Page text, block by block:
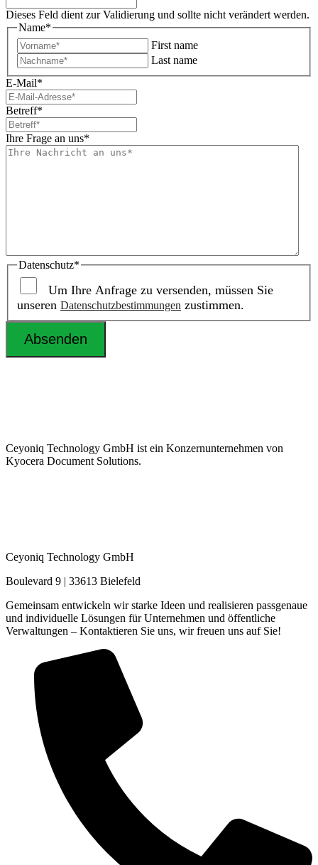
Dieses Feld dient zur Validierung und sollte nicht verändert werden.
Name*
First name
Last name
E-Mail*
Betreff*
Ihre Frage an uns*
Datenschutz*
Um Ihre Anfrage zu versenden, müssen Sie
unseren Datenschutzbestimmungen zustimmen.
Ceyoniq Technology GmbH ist ein Konzernunternehmen von
Kyocera Document Solutions.
Ceyoniq Technology GmbH
Boulevard 9 | 33613 Bielefeld
Gemeinsam entwickeln wir starke Ideen und realisieren passgenaue
und individuelle Lösungen für Unternehmen und öffentliche
Verwaltungen – Kontaktieren Sie uns, wir freuen uns auf Sie!